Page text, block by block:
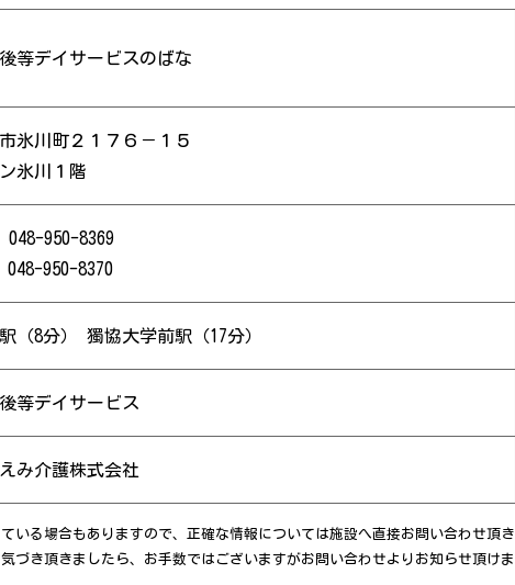
等デイサービスのばな
氷川町２１７６－１５
氷川１階
048-950-8369
048-950-8370
（8分） 獨協大学前駅（17分）
等デイサービス
み介護株式会社
いる場合もありますので、正確な情報については施設へ直接お問い合わせ頂き
づき頂きましたら、お手数ではございますがお問い合わせよりお知らせ頂けま